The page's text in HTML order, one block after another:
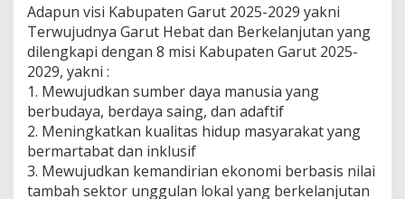
Adapun visi Kabupaten Garut 2025-2029 yakni
Terwujudnya Garut Hebat dan Berkelanjutan yang
dilengkapi dengan 8 misi Kabupaten Garut 2025-
2029, yakni :
1. Mewujudkan sumber daya manusia yang
berbudaya, berdaya saing, dan adaftif
2. Meningkatkan kualitas hidup masyarakat yang
bermartabat dan inklusif
3. Mewujudkan kemandirian ekonomi berbasis nilai
tambah sektor unggulan lokal yang berkelanjutan